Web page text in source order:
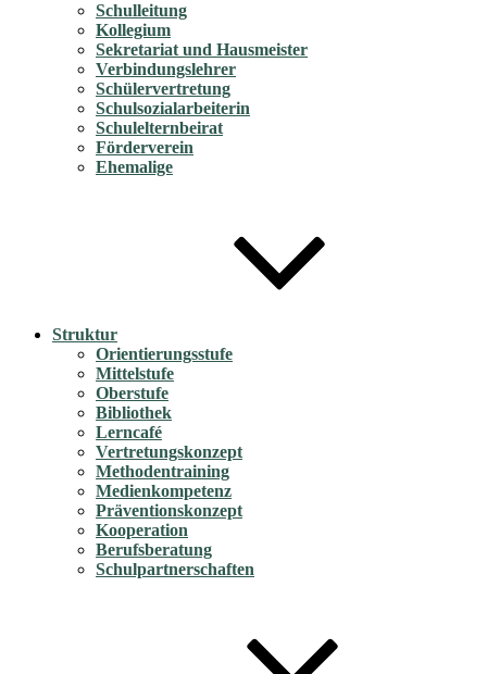
Schulleitung
Kollegium
Sekretariat und Hausmeister
Verbindungslehrer
Schülervertretung
Schulsozialarbeiterin
Schulelternbeirat
Förderverein
Ehemalige
Struktur
Orientierungsstufe
Mittelstufe
Oberstufe
Bibliothek
Lerncafé
Vertretungskonzept
Methodentraining
Medienkompetenz
Präventionskonzept
Kooperation
Berufsberatung
Schulpartnerschaften